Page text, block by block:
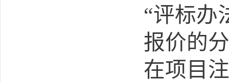
“评标办
报价的
在项目